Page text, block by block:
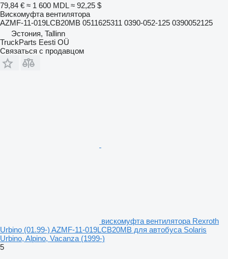
79,84 € ≈ 1 600 MDL ≈ 92,25 $
Вискомуфта вентилятора
AZMF-11-019LCB20MB 0511625311 0390-052-125 0390052125
Эстония, Tallinn
TruckParts Eesti OÜ
Связаться с продавцом
вискомуфта вентилятора Rexroth
Urbino (01.99-) AZMF-11-019LCB20MB для автобуса Solaris
Urbino, Alpino, Vacanza (1999-)
5